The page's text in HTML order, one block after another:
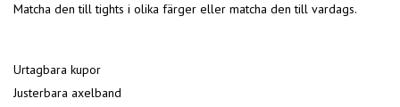
Matcha den till tights i olika färger eller matcha den till vardags.
Urtagbara kupor
Justerbara axelband